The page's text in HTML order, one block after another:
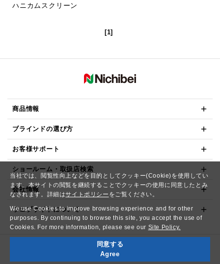
当社では、閲覧性向上などを目的としてクッキー(Cookie)を使用してい
ます。本サイトの閲覧を継続することでクッキーの使用に同意したとみ
なされます。詳細はサイトポリシー をご覧ください。
We use Cookies to improve browsing experience and for other
purposes. By continuing to browse this site, you accept the use of
Cookies. For more information, please see our Site Policy.
同意する
Agree
ハニカムスクリーン
[1]
商品情報
ブラインドの選び方
お客様サポート
ショールーム・取扱店検索
会社情報
ウェブサイトについて
Copyright© NICHIBEI CO.,LTD. All Rights Reserved.